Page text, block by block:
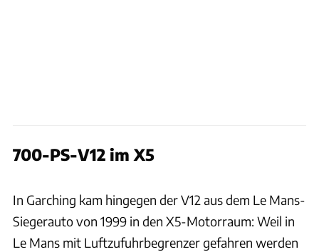
700-PS-V12 im X5
In Garching kam hingegen der V12 aus dem Le Mans-
Siegerauto von 1999 in den X5-Motorraum: Weil in
Le Mans mit Luftzufuhrbegrenzer gefahren werden